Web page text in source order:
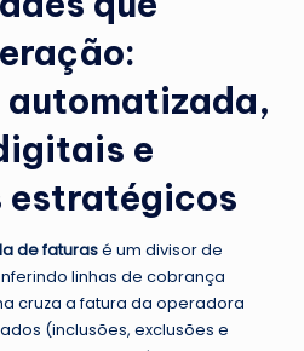
e
estratégicos
de faturasé um divisor de
linhas de cobrança
cruza a fatura da operadora
(inclusões, exclusões e